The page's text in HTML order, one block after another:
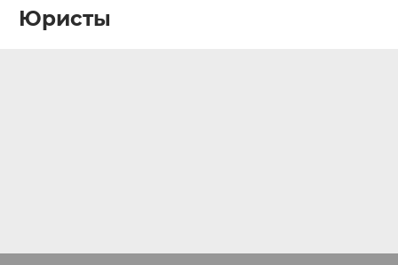
Юристы